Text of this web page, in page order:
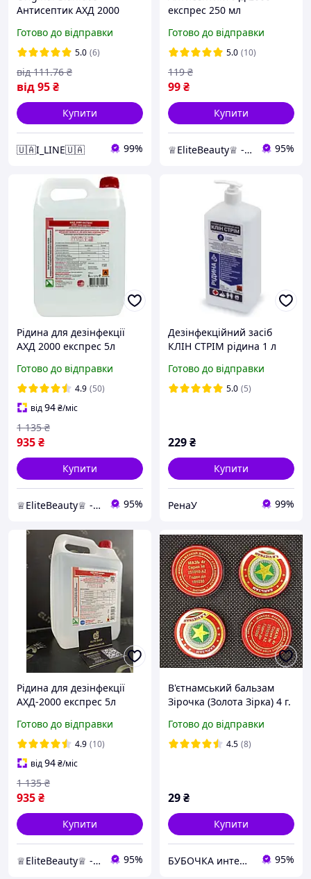
Антисептик АХД 2000
для дезінфекції рук,
шкіри та медичних
приладів)
Готово до відправки
5.0 (6)
від95₴
від 111.76 ₴
Купити
🇺🇦I_LINE🇺🇦 99%
експрес 250 мл
Готово до відправки
5.0 (10)
99₴
119 ₴
Купити
♕EliteBeauty♕ - товари для твоєї краси ;) 95%
Рідина для дезінфекції
АХД 2000 експрес 5л
сертифікат!
Готово до відправки
4.9 (50)
від94₴/міс
935₴
1 135 ₴
Купити
♕EliteBeauty♕ - товари для твоєї краси ;) 95%
Дезінфекційний засіб
КЛІН СТРІМ рідина 1 л
Готово до відправки
5.0 (5)
229₴
Купити
РенаУ 99%
Рідина для дезінфекції
АХД-2000 експрес 5л
Готово до відправки
4.9 (10)
від94₴/міс
935₴
1 135 ₴
Купити
♕EliteBeauty♕ - товари для твоєї краси ;) 95%
В'єтнамський бальзам
Зірочка (Золота Зірка) 4 г.
застуди
Готово до відправки
4.5 (8)
29₴
Купити
БУБОЧКА интернет-магазин 95%